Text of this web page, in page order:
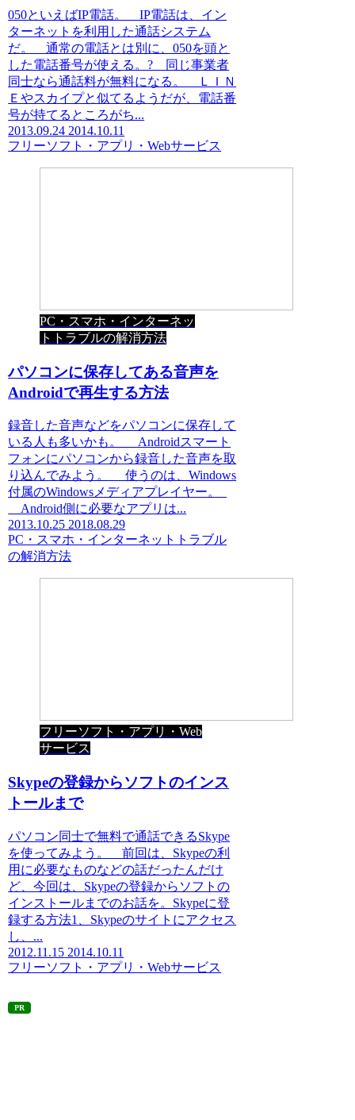
050といえばIP電話。 IP電話は、イン
ターネットを利用した通話システム
だ。 通常の電話とは別に、050を頭と
した電話番号が使える。? 同じ事業者
同士なら通話料が無料になる。 ＬＩＮ
Ｅやスカイプと似てるようだが、電話番
号が持てるところがち...
2013.09.24 2014.10.11
フリーソフト・アプリ・Webサービス
PC・スマホ・インターネッ
トトラブルの解消方法
パソコンに保存してある音声を
Androidで再生する方法
録音した音声などをパソコンに保存して
いる人も多いかも。 Androidスマート
フォンにパソコンから録音した音声を取
り込んでみよう。 使うのは、Windows
付属のWindowsメディアプレイヤー。
Android側に必要なアプリは...
2013.10.25 2018.08.29
PC・スマホ・インターネットトラブル
の解消方法
フリーソフト・アプリ・Web
サービス
Skypeの登録からソフトのインス
トールまで
パソコン同士で無料で通話できるSkype
を使ってみよう。 前回は、Skypeの利
用に必要なものなどの話だったんだけ
ど、今回は、Skypeの登録からソフトの
インストールまでのお話を。Skypeに登
録する方法1、Skypeのサイトにアクセス
し、...
2012.11.15 2014.10.11
フリーソフト・アプリ・Webサービス
PR